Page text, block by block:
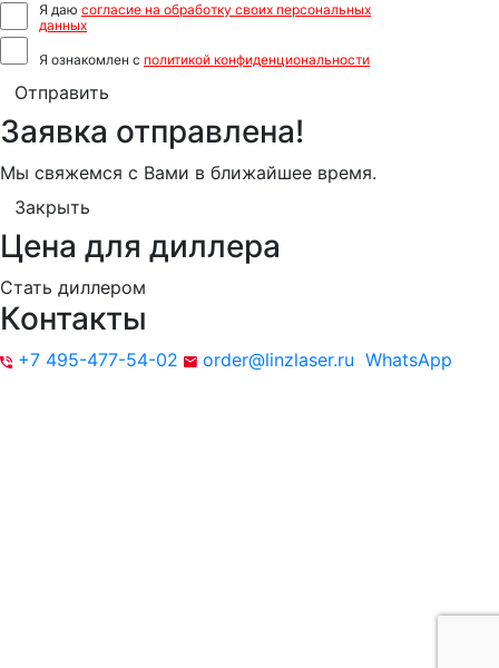
Я даю согласие на обработку своих персональных
данных
Я ознакомлен с политикой конфиденциональности
Отправить
Заявка отправлена!
Мы свяжемся с Вами в ближайшее время.
Закрыть
Цена для диллера
Стать диллером
Контакты
+7 495-477-54-02 order@linzlaser.ru WhatsApp